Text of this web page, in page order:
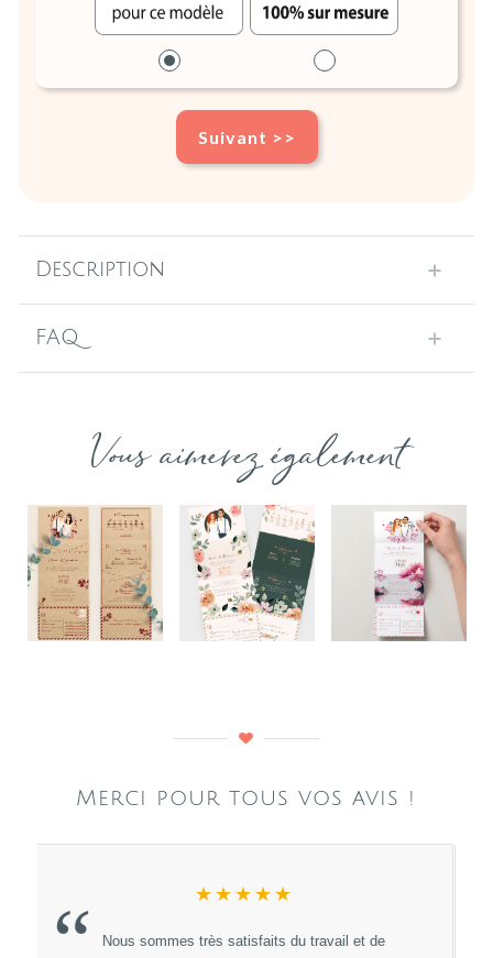
Suivant >>
Description
FAQ
Vous aimerez également
Merci pour tous vos avis !
★★★★★
Un énorme Merci à Pamela Gonzales pour